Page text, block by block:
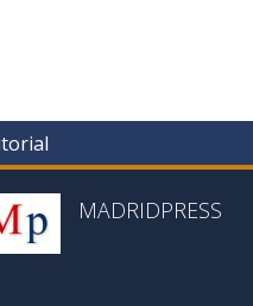
MADRIDPRESS